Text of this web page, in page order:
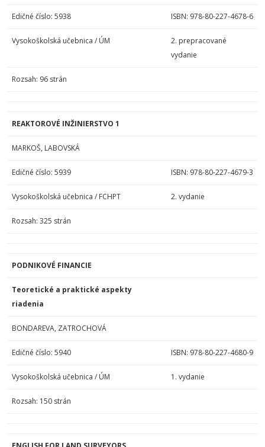
Edičné číslo: 5938 ISBN: 978-80-227-4678-6
Vysokoškolská učebnica / ÚM
2. prepracované
vydanie
Rozsah: 96 strán
REAKTOROVÉ INŽINIERSTVO 1
MARKOŠ, LABOVSKÁ
Edičné číslo: 5939 ISBN: 978-80-227-4679-3
Vysokoškolská učebnica / FCHPT 2. vydanie
Rozsah: 325 strán
PODNIKOVÉ FINANCIE
Teoretické a praktické aspekty
riadenia
BONDAREVA, ZATROCHOVÁ
Edičné číslo: 5940 ISBN: 978-80-227-4680-9
Vysokoškolská učebnica / ÚM 1. vydanie
Rozsah: 150 strán